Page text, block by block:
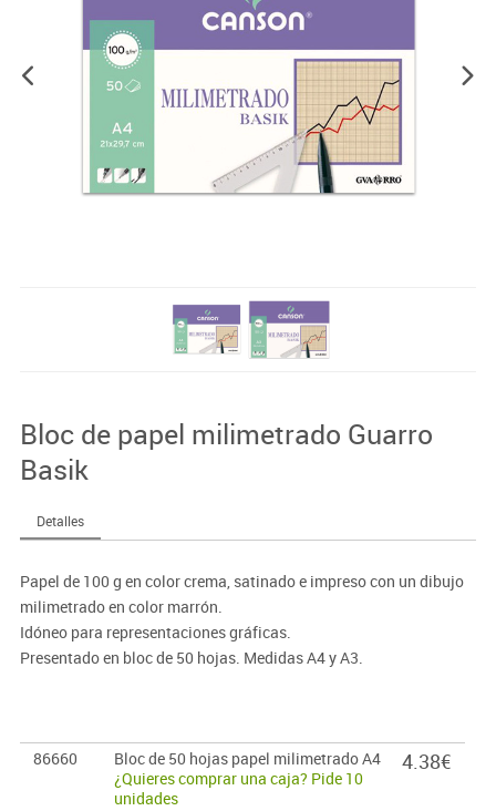
Bloc de papel milimetrado Guarro
Basik
Detalles
Papel de 100 g en color crema, satinado e impreso con un dibujo
milimetrado en color marrón.
Idóneo para representaciones gráficas.
Presentado en bloc de 50 hojas. Medidas A4 y A3.
86660
Bloc de 50 hojas papel milimetrado A4
¿Quieres comprar una caja? Pide 10
unidades
4.38€